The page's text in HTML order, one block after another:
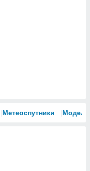
Метеоспутники Модели